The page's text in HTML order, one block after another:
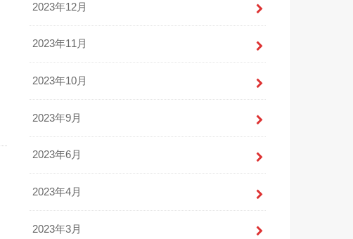
2023年12月
2023年11月
2023年10月
2023年9月
2023年6月
2023年4月
2023年3月